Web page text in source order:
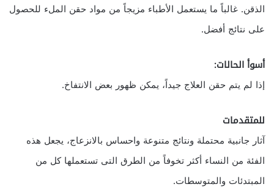
الذقن. غالباً ما يستعمل الأطباء مزيجاً من مواد حقن الملء للحصول
على نتائج أفضل.
أسوأ الحالات:
إذا لم يتم حقن العلاج جيداً، يمكن ظهور بعض الانتفاخ.
للمتقدمات
آثار جانبية محتملة ونتائج متنوعة واحساس بالانزعاج، يجعل هذه
الفئة من النساء أكثر تخوفاً من الطرق التى تستعملها كل من
المبتدئات والمتوسطات.